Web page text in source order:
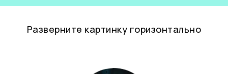
Разверните картинку горизонтально